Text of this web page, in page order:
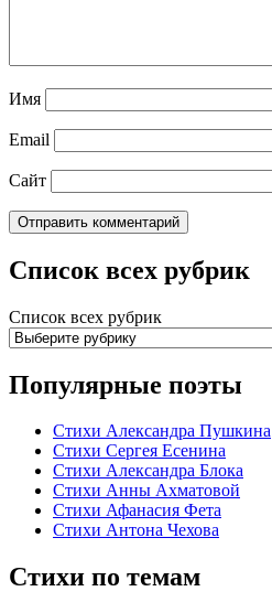
Имя
Email
Сайт
Список всех рубрик
Список всех рубрик
Популярные поэты
Стихи Александра Пушкина
Стихи Сергея Есенина
Стихи Александра Блока
Стихи Анны Ахматовой
Стихи Афанасия Фета
Стихи Антона Чехова
Стихи по темам